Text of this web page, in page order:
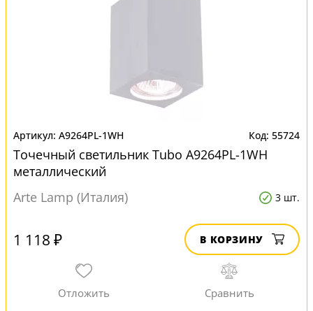
A9264PL-1WH 55724
Точечный светильник Tubo A9264PL-1WH
металлический
Arte Lamp (Италия)
3 шт.
1 118 ₽ В КОРЗИНУ